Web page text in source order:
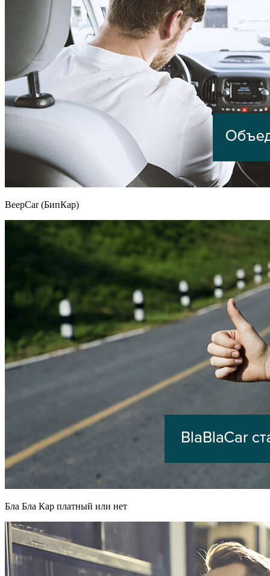
BeepCar (БипКар)
Бла Бла Кар платный или нет